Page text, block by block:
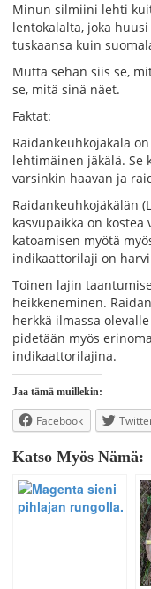
Minun silmiini lehti
lentokalalta, joka
tuskaansa kuin
Mutta sehän siis se,
se, mitä sinä näet.
Faktat:
Raidankeuhkojäkälä
lehtimäinen jäkälä. Se
varsinkin haavan ja
Raidankeuhkojäkälän
kasvupaikka on
katoamisen myötä
indikaattorilaji on
Toinen lajin
heikkeneminen.
herkkä ilmassa
pidetään myös
indikaattorilajina.
Jaa tämä muillekin:
Facebook
Katso Myös Nämä: